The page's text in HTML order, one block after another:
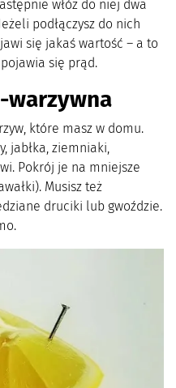
włóż do niej dwa
podłączysz do nich
się jakaś wartość – a to
się prąd.
warzywna
które masz w domu.
jabłka, ziemniaki,
Pokrój je na mniejsze
Musisz też
druciki lub gwoździe.